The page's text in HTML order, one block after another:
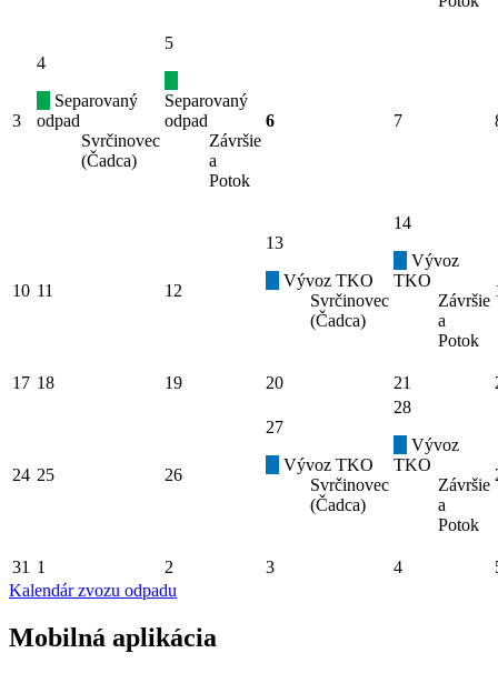
3
4
Separovaný
odpad
Svrčinovec
(Čadca)
5
Separovaný
odpad
Závršie
a
Potok
6 7
10 11 12
13
Vývoz TKO
Svrčinovec
(Čadca)
14
Vývoz
TKO
Závršie
a
Potok
17 18 19 20 21
24 25 26
27
Vývoz TKO
Svrčinovec
(Čadca)
28
Vývoz
TKO
Závršie
a
Potok
31 1 2 3 4
Kalendár zvozu odpadu
Mobilná aplikácia